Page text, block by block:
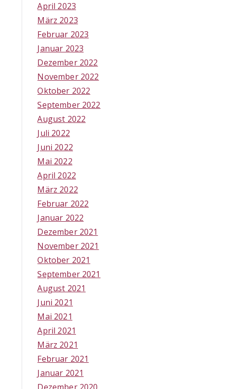
April 2023
März 2023
Februar 2023
Januar 2023
Dezember 2022
November 2022
Oktober 2022
September 2022
August 2022
Juli 2022
Juni 2022
Mai 2022
April 2022
März 2022
Februar 2022
Januar 2022
Dezember 2021
November 2021
Oktober 2021
September 2021
August 2021
Juni 2021
Mai 2021
April 2021
März 2021
Februar 2021
Januar 2021